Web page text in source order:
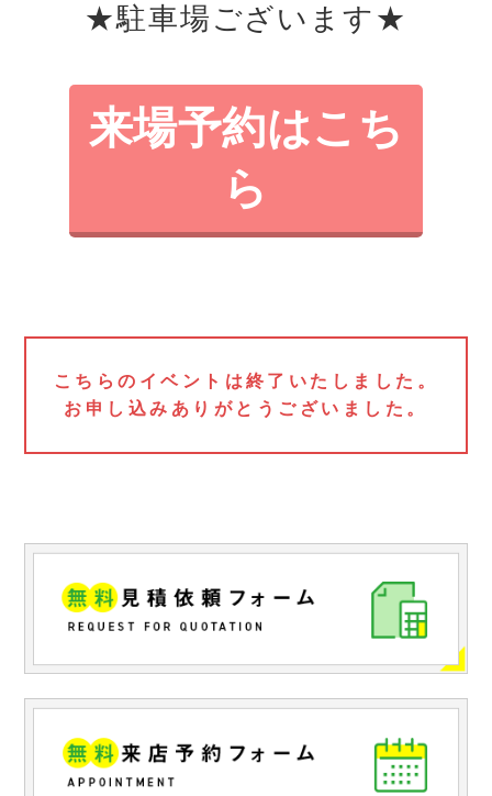
★駐車場ございます★
来場予約はこち
ら
こちらのイベントは終了いたしました。
お申し込みありがとうございました。